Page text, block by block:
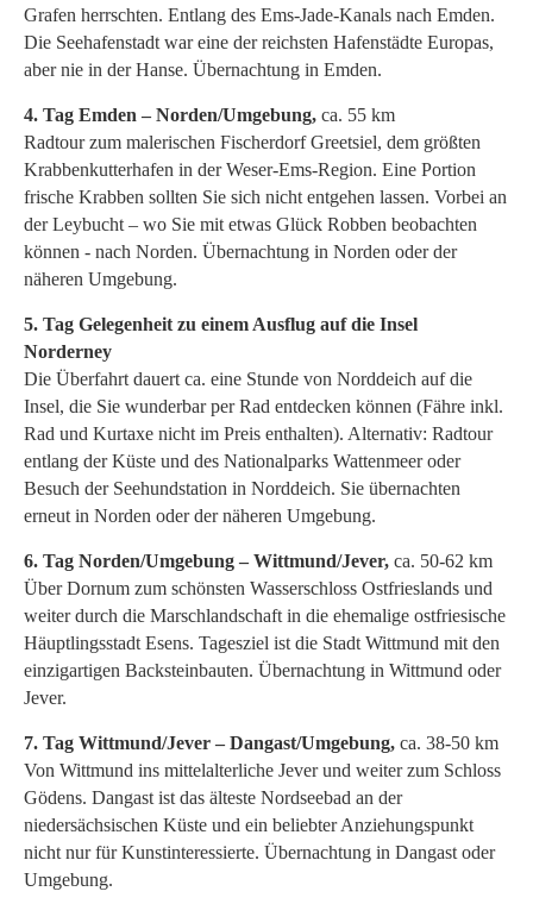
Grafen herrschten. Entlang des Ems-Jade-Kanals nach Emden.
Die Seehafenstadt war eine der reichsten Hafenstädte Europas,
aber nie in der Hanse. Übernachtung in Emden.
4. Tag Emden – Norden/Umgebung, ca. 55 km
Radtour zum malerischen Fischerdorf Greetsiel, dem größten
Krabbenkutterhafen in der Weser-Ems-Region. Eine Portion
frische Krabben sollten Sie sich nicht entgehen lassen. Vorbei an
der Leybucht – wo Sie mit etwas Glück Robben beobachten
können - nach Norden. Übernachtung in Norden oder der
näheren Umgebung.
5. Tag Gelegenheit zu einem Ausflug auf die Insel
Norderney
Die Überfahrt dauert ca. eine Stunde von Norddeich auf die
Insel, die Sie wunderbar per Rad entdecken können (Fähre inkl.
Rad und Kurtaxe nicht im Preis enthalten). Alternativ: Radtour
entlang der Küste und des Nationalparks Wattenmeer oder
Besuch der Seehundstation in Norddeich. Sie übernachten
erneut in Norden oder der näheren Umgebung.
6. Tag Norden/Umgebung – Wittmund/Jever, ca. 50-62 km
Über Dornum zum schönsten Wasserschloss Ostfrieslands und
weiter durch die Marschlandschaft in die ehemalige ostfriesische
Häuptlingsstadt Esens. Tagesziel ist die Stadt Wittmund mit den
einzigartigen Backsteinbauten. Übernachtung in Wittmund oder
Jever.
7. Tag Wittmund/Jever – Dangast/Umgebung, ca. 38-50 km
Von Wittmund ins mittelalterliche Jever und weiter zum Schloss
Gödens. Dangast ist das älteste Nordseebad an der
niedersächsischen Küste und ein beliebter Anziehungspunkt
nicht nur für Kunstinteressierte. Übernachtung in Dangast oder
Umgebung.